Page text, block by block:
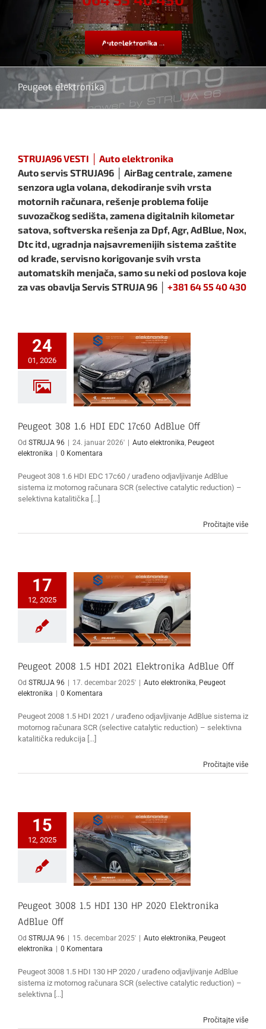
Autoelektronika ...
Peugeot elektronika
STRUJA96 VESTI │ Auto elektronika
Auto servis STRUJA96 │ AirBag centrale, zamene
senzora ugla volana, dekodiranje svih vrsta
motornih računara, rešenje problema folije
suvozačkog sedišta, zamena digitalnih kilometar
satova, softverska rešenja za Dpf, Agr, AdBlue, Nox,
Dtc itd, ugradnja najsavremenijih sistema zaštite
od krađe, servisno korigovanje svih vrsta
automatskih menjača, samo su neki od poslova koje
za vas obavlja Servis STRUJA 96 │
+381 64 55 40 430
24
01, 2026
Peugeot 308 1.6 HDI EDC
17c60 AdBlue Off
Peugeot
elektronika
Peugeot 308 1.6 HDI EDC 17c60 AdBlue Off
Od STRUJA 96 24. januar 2026' Auto elektronika, Peugeot
elektronika
0 Komentara
Peugeot 308 1.6 HDI EDC 17c60 / urađeno odjavljivanje AdBlue
sistema iz motornog računara SCR (selective catalytic reduction) –
selektivna katalitička [...]
Pročitajte više
17
12, 2025
Peugeot 2008 1.5 HDI 2021
Elektronika AdBlue Off
Peugeot
elektronika
Peugeot 2008 1.5 HDI 2021 Elektronika AdBlue Off
Od STRUJA 96 | 17. decembar 2025' | Auto elektronika Peugeot
elektronika | 0 Komentara
Peugeot 2008 1.5 HDI 2021 / urađeno odjavljivanje AdBlue sistema iz
motornog računara SCR (selective catalytic reduction) – selektivna
katalitička redukcija [...]
Pročitajte više
15
12, 2025
Peugeot 3008 1.5 HDI 130
HP 2020 Elektronika
AdBlue Off
elektronika
Peugeot 3008 1.5 HDI 130 HP 2020 Elektronika
AdBlue Off
Od STRUJA 96 15. decembar 2025' Auto elektronika, Peugeot
elektronika
0 Komentara
Peugeot 3008 1.5 HDI 130 HP 2020 / urađeno odjavljivanje AdBlue
sistema iz motornog računara SCR (selective catalytic reduction) –
selektivna [...]
Pročitajte više